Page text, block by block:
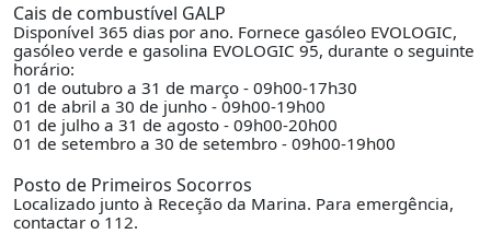
Cais de combustível GALP
Disponível 365 dias por ano. Fornece gasóleo EVOLOGIC,
gasóleo verde e gasolina EVOLOGIC 95, durante o seguinte
horário:
01 de outubro a 31 de março - 09h00-17h30
01 de abril a 30 de junho - 09h00-19h00
01 de julho a 31 de agosto - 09h00-20h00
01 de setembro a 30 de setembro - 09h00-19h00
Posto de Primeiros Socorros
Localizado junto à Receção da Marina. Para emergência,
contactar o 112.